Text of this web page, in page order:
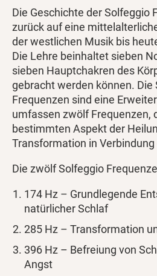
Die Geschichte der Solfeggio
zurück auf eine
der westlichen Musik bis
Die Lehre beinhaltet sieben
sieben Hauptchakren des
gebracht werden können. Die
Frequenzen sind eine
umfassen zwölf Frequenzen,
bestimmten Aspekt der
Transformation in
Die zwölf Solfeggio
174 Hz – Grundlegende
natürlicher Schlaf
285 Hz – Transformation
396 Hz – Befreiung von
Angst